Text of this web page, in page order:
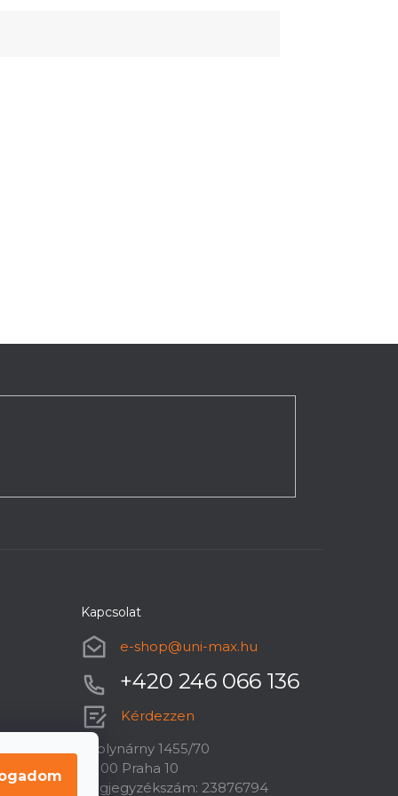
Kapcsolat
e-shop@uni-max.hu
+420 246 066 136
Kérdezzen
U plynárny 1455/70
10100 Praha 10
Cégjegyzékszám: 23876794